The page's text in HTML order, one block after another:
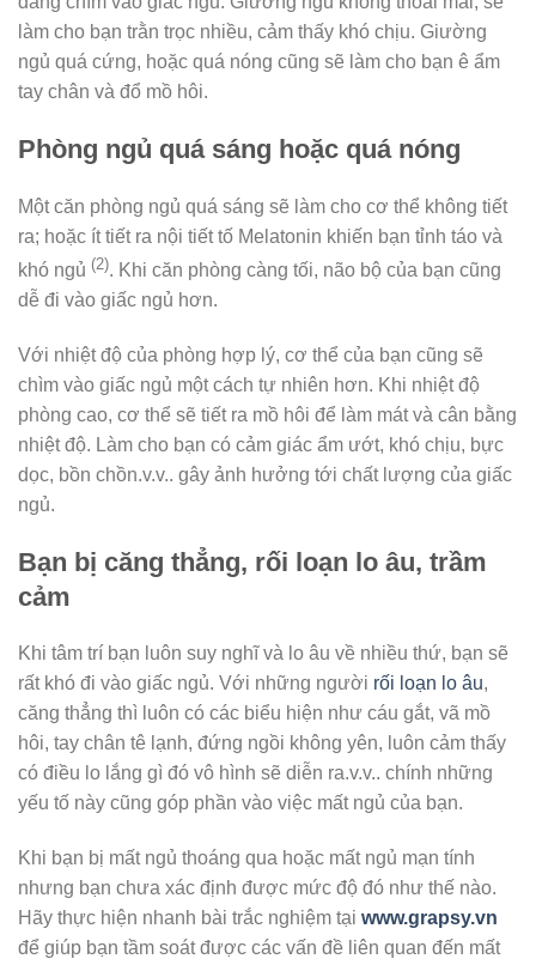
làm cho bạn trằn trọc nhiều, cảm thấy khó chịu. Giường
ngủ quá cứng, hoặc quá nóng cũng sẽ làm cho bạn ê ẩm
tay chân và đổ mồ hôi.
Phòng ngủ quá sáng hoặc quá nóng
Một căn phòng ngủ quá sáng sẽ làm cho cơ thể không tiết
ra; hoặc ít tiết ra nội tiết tố Melatonin khiến bạn tỉnh táo và
khó ngủ (2). Khi căn phòng càng tối, não bộ của bạn cũng
dễ đi vào giấc ngủ hơn.
Với nhiệt độ của phòng hợp lý, cơ thể của bạn cũng sẽ
chìm vào giấc ngủ một cách tự nhiên hơn. Khi nhiệt độ
phòng cao, cơ thể sẽ tiết ra mồ hôi để làm mát và cân bằng
nhiệt độ. Làm cho bạn có cảm giác ẩm ướt, khó chịu, bực
dọc, bồn chồn.v.v.. gây ảnh hưởng tới chất lượng của giấc
ngủ.
Bạn bị căng thẳng, rối loạn lo âu, trầm
cảm
Khi tâm trí bạn luôn suy nghĩ và lo âu về nhiều thứ, bạn sẽ
rất khó đi vào giấc ngủ. Với những người rối loạn lo âu,
căng thẳng thì luôn có các biểu hiện như cáu gắt, vã mồ
hôi, tay chân tê lạnh, đứng ngồi không yên, luôn cảm thấy
có điều lo lắng gì đó vô hình sẽ diễn ra.v.v.. chính những
yếu tố này cũng góp phần vào việc mất ngủ của bạn.
Khi bạn bị mất ngủ thoáng qua hoặc mất ngủ mạn tính
nhưng bạn chưa xác định được mức độ đó như thế nào.
Hãy thực hiện nhanh bài trắc nghiệm tại www.grapsy.vn
để giúp bạn tầm soát được các vấn đề liên quan đến mất